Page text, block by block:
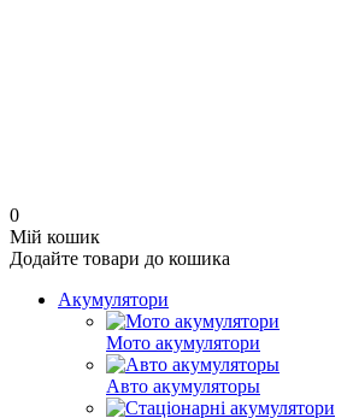
0
Мій кошик
Додайте товари до кошика
Акумулятори
Мото акумулятори
Авто акумуляторы